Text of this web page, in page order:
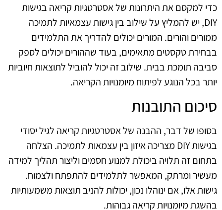
כדי למקסם את היתרונות של אסטרטגיות קריאה בגישות
DIY, יש להמליץ על שילוב בין גישות עצמאיות לתמיכה
ממורים והורים. המורים יכולים להדריך את התלמידים
בבחירת טקסטים מתאימים, בעוד שההורים יכולים לספק
סביבה תומכת בבית. שילוב זה יכול להוביל לתוצאות חיוביות
יותר בכל הנוגע לפיתוח מיומנויות הקריאה.
סיכום התובנות
בסופו של דבר, ההבנה של אסטרטגיות קריאה לגיל יסודי
בגישות DIY מצריכה איזון בין עצמאות לתמיכה. הצלחה
בתחום זה תלויה ביכולת למנוע חסמים וליצור תהליך למידה
מעשיר ומרתק, המאפשר לתלמידים להתפתח ולצמוח.
גישות אלו, אם ינוהלו נכון, יכולות להניב תוצאות משמעותיות
בהשגת מיומנויות קריאה גבוהות.